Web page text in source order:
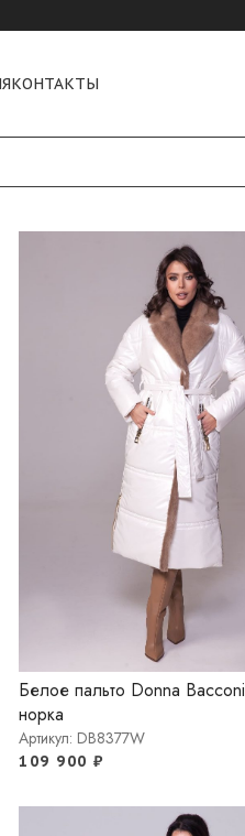
КОНТАКТЫ
Белое пальто Donna
норка
Артикул: DB8377W
109 900 ₽